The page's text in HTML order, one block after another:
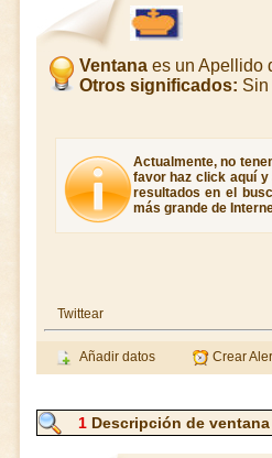
Ventanaes un Apellido
Otros significados: Sin
Actualmente, no
favor haz click aquí
resultados en el
más grande de
Twittear
Añadir datos Crear
1 Descripción de ventana